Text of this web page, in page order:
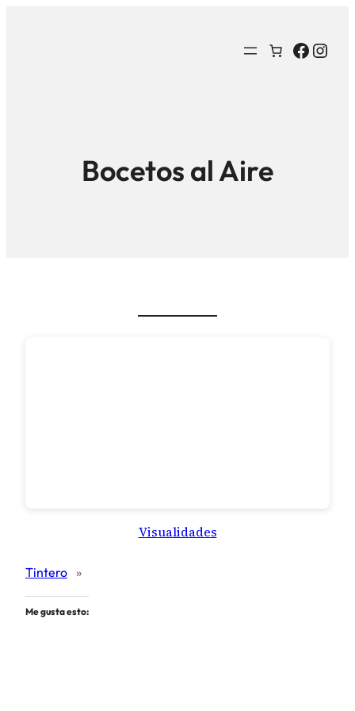
Bocetos al Aire
Visualidades
Tintero »
Me gusta esto: